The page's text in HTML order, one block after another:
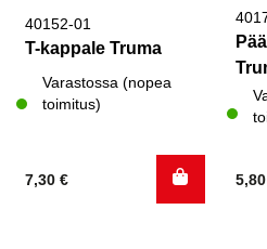
40152-01
T-kappale Truma
Varastossa (nopea
toimitus)
7,30 € 5,80